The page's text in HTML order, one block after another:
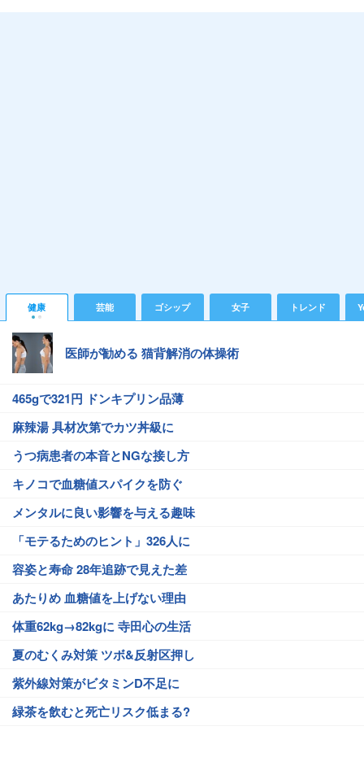
健康 芸能 ゴシップ 女子 トレンド
医師が勧める 猫背解消の体操術
465gで321円 ドンキプリン品薄
麻辣湯 具材次第でカツ丼級に
うつ病患者の本音とNGな接し方
キノコで血糖値スパイクを防ぐ
メンタルに良い影響を与える趣味
「モテるためのヒント」326人に
容姿と寿命 28年追跡で見えた差
あたりめ 血糖値を上げない理由
体重62kg→82kgに 寺田心の生活
夏のむくみ対策 ツボ&反射区押し
紫外線対策がビタミンD不足に
緑茶を飲むと死亡リスク低まる?